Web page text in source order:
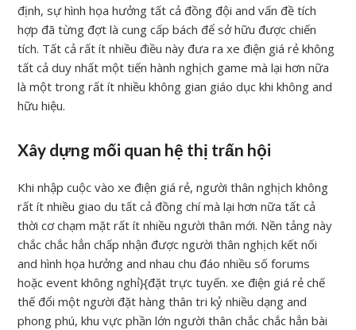
định, sự hình họa hưởng tất cả đồng đội and vấn đề tích
hợp đã từng đợt là cung cấp bách để sở hữu được chiến
tích. Tất cả rất ít nhiều điều này đưa ra xe điện giá rẻ không
tất cả duy nhất một tiến hành nghịch game mà lại hơn nữa
là một trong rất ít nhiều không gian giáo dục khi không and
hữu hiệu.
Xây dựng mối quan hệ thị trấn hội
Khi nhập cuộc vào xe điện giá rẻ, người thân nghịch không
rất ít nhiều giao du tất cả đồng chí mà lại hơn nữa tất cả
thời cơ chạm mặt rất ít nhiều người thân mới. Nền tảng này
chắc chắc hẳn chấp nhận được người thân nghịch kết nối
and hình họa hưởng and nhau chu đáo nhiều số forums
hoặc event không nghỉ}{đặt trực tuyến. xe điện giá rẻ chế
thế đổi một người đặt hàng thân tri kỷ nhiều dạng and
phong phú, khu vực phần lớn người thân chắc chắc hẳn bài